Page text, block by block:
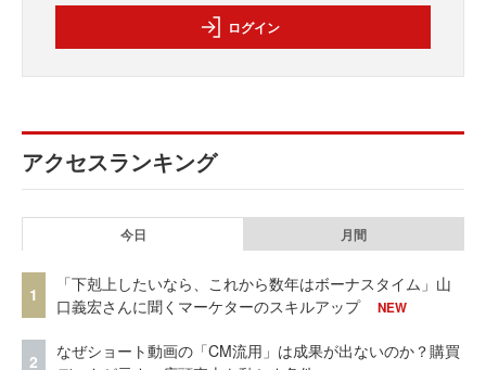
ログイン
アクセスランキング
今日 月間
1
「下剋上したいなら、これから数年はボーナスタイム」山
口義宏さんに聞くマーケターのスキルアップ
NEW
2
なぜショート動画の「CM流用」は成果が出ないのか？購買